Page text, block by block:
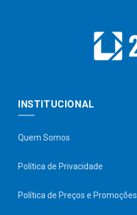
INSTITUCIONAL
Quem Somos
Política de Privacidade
Política de Preços e Promoções